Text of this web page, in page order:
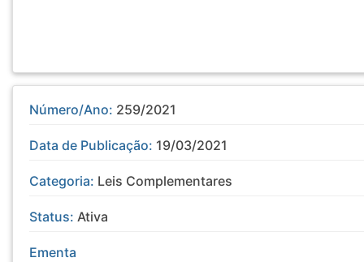
Número/Ano: 259/2021
Data de Publicação: 19/03/2021
Categoria: Leis Complementares
Status: Ativa
Ementa